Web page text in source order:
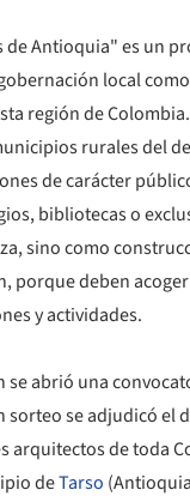
de Antioquia" es un
local
región de
rurales del
de carácter
bibliotecas o
sino como
porque deben
y actividades.
se abrió una
sorteo se adjudicó el
arquitectos de toda
deTarso